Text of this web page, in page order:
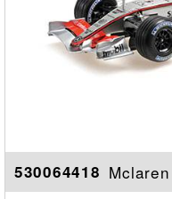
530064418